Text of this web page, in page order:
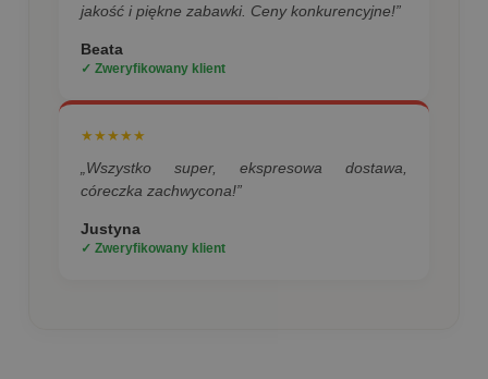
jakość i piękne zabawki. Ceny konkurencyjne!”
Beata
✓ Zweryfikowany klient
★★★★★
„Wszystko super, ekspresowa dostawa,
córeczka zachwycona!”
Justyna
✓ Zweryfikowany klient